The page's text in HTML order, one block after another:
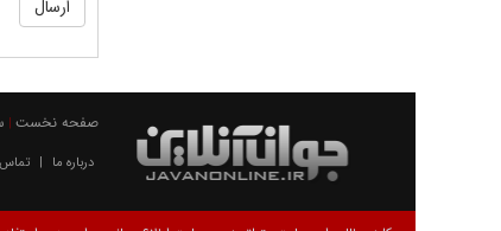
صفحه نخست |
درباره ما | تماس